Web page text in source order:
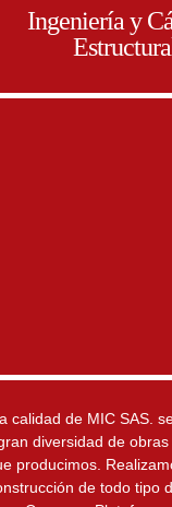
Ingeniería y
calidad de MIC SAS.
diversidad de
producimos.
de todo tipo